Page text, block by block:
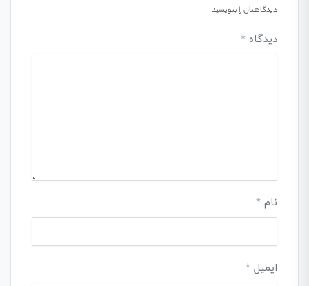
دیدگاهتان را بنویسید
دیدگاه *
نام *
ایمیل *